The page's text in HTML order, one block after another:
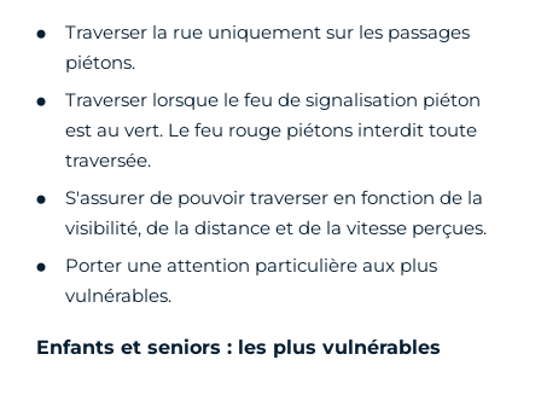
Traverser la rue uniquement sur les passages
piétons.
Traverser lorsque le feu de signalisation piéton
est au vert. Le feu rouge piétons interdit toute
traversée.
S'assurer de pouvoir traverser en fonction de la
visibilité, de la distance et de la vitesse perçues.
Porter une attention particulière aux plus
vulnérables.
Enfants et seniors : les plus vulnérables